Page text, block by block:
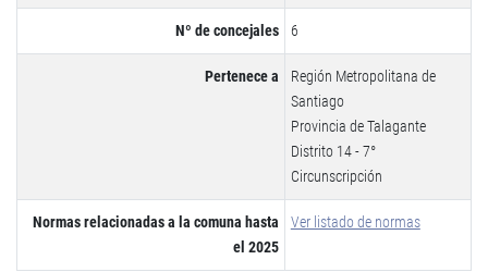
Nº de concejales 6
Pertenece a
Región Metropolitana de
Santiago
Provincia de Talagante
Distrito 14 - 7°
Circunscripción
Normas relacionadas a la comuna hasta
el 2025
Ver listado de normas